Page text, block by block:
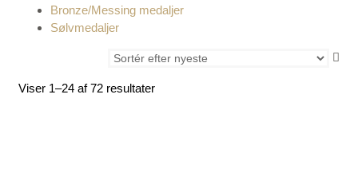
Bronze/Messing medaljer
Sølvmedaljer
Viser 1–24 af 72 resultater